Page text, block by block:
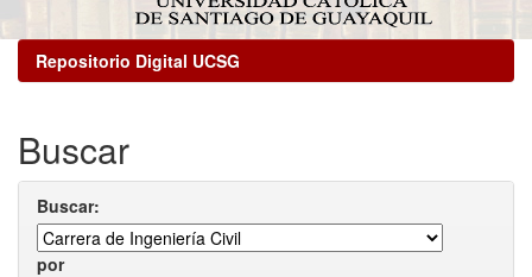
Repositorio Digital UCSG
Buscar
Buscar:
por